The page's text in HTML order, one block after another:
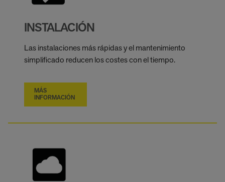
INSTALACIÓN
Las instalaciones más rápidas y el mantenimiento
simplificado reducen los costes con el tiempo.
MÁS
INFORMACIÓN